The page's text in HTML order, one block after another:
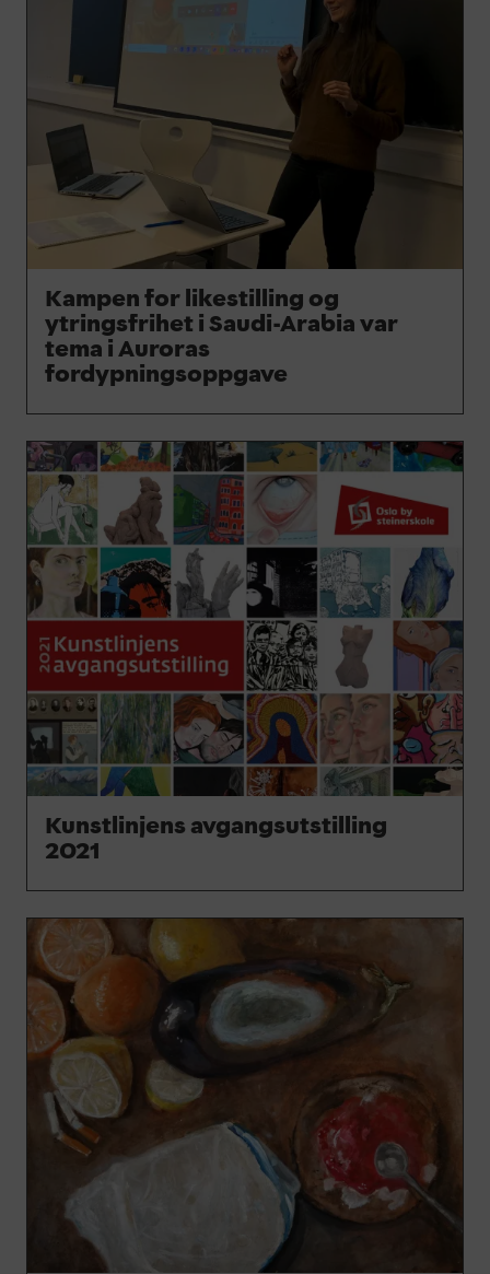
Kampen for likestilling og
ytringsfrihet i Saudi-Arabia var
tema i Auroras
fordypningsoppgave
Kunstlinjens avgangsutstilling
2021